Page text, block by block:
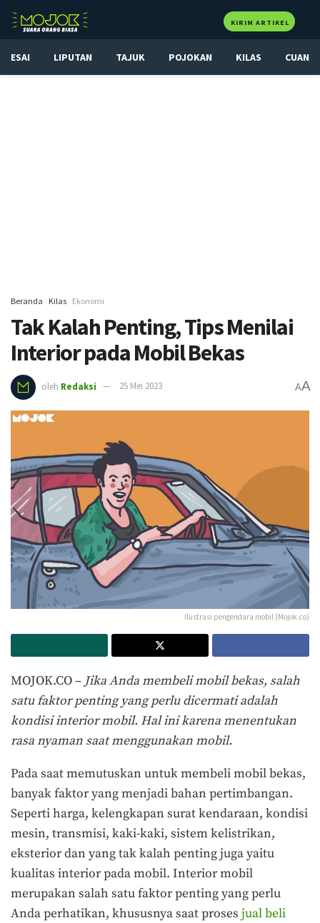
KIRIM ARTIKEL
ESAI LIPUTAN TAJUK POJOKAN KILAS CUAN
Beranda Kilas Ekonomi
Tak Kalah Penting, Tips Menilai
Interior pada Mobil Bekas
oleh Redaksi 25 Mei 2023 AA
Ilustrasi pengendara mobil (Mojok.co)
MOJOK.CO –Jika Anda membeli mobil bekas, salah
satu faktor penting yang perlu dicermati adalah
kondisi interior mobil. Hal ini karena menentukan
rasa nyaman saat menggunakan mobil.
Pada saat memutuskan untuk membeli mobil bekas,
banyak faktor yang menjadi bahan pertimbangan.
Seperti harga, kelengkapan surat kendaraan, kondisi
mesin, transmisi, kaki-kaki, sistem kelistrikan,
eksterior dan yang tak kalah penting juga yaitu
kualitas interior pada mobil. Interior mobil
merupakan salah satu faktor penting yang perlu
Anda perhatikan, khususnya saat proses jual beli